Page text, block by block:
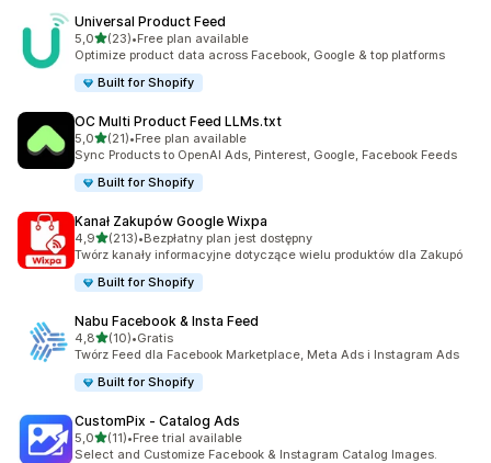
Universal Product Feed
5,0na 5 gwiazdek
(23)
Łączna liczba recenzji: 23
•Free plan available
Optimize product data across Facebook, Google & top platforms
Built for Shopify
OC Multi Product Feed LLMs.txt
5,0na 5 gwiazdek
(21)
Łączna liczba recenzji: 21
•Free plan available
Sync Products to OpenAI Ads, Pinterest, Google, Facebook Feeds
Built for Shopify
Kanał Zakupów Google Wixpa
4,9na 5 gwiazdek
(213)
Łączna liczba recenzji: 213
•Bezpłatny plan jest dostępny
Twórz kanały informacyjne dotyczące wielu produktów dla Zakupó
Built for Shopify
Nabu Facebook & Insta Feed
4,8na 5 gwiazdek
(10)
Łączna liczba recenzji: 10
•Gratis
Twórz Feed dla Facebook Marketplace, Meta Ads i Instagram Ads
Built for Shopify
CustomPix ‑ Catalog Ads
5,0na 5 gwiazdek
(11)
Łączna liczba recenzji: 11
•Free trial available
Select and Customize Facebook & Instagram Catalog Images.